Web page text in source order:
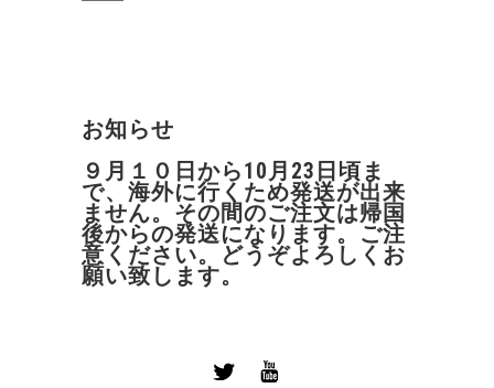
お知らせ
９月１０日から10月23日頃ま
で、海外に行くため発送が出来
ません。その間のご注文は帰国
後からの発送になります。ご注
意ください。どうぞよろしくお
願い致します。